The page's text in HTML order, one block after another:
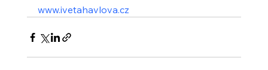
www.ivetahavlova.cz